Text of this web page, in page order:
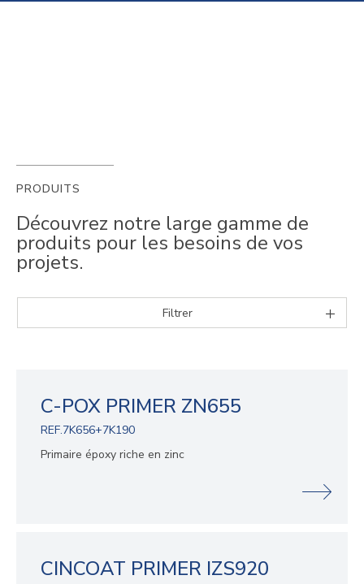
PRODUITS
Découvrez notre large gamme de
produits pour les besoins de vos
projets.
Filtrer
C-POX PRIMER ZN655
REF.7K656+7K190
Primaire époxy riche en zinc
CINCOAT PRIMER IZS920